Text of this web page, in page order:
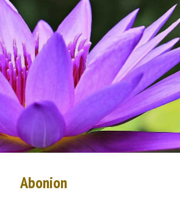
Abonion